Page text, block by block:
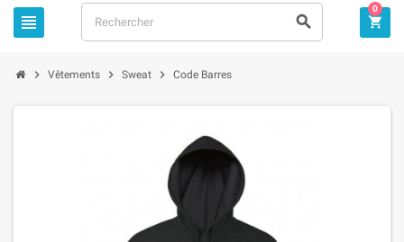
  
0
 Vêtements  Sweat  Code Barres